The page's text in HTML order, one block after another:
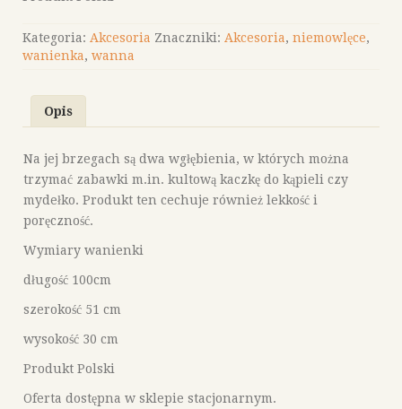
Kategoria: Akcesoria Znaczniki: Akcesoria, niemowlęce,
wanienka, wanna
Opis
Na jej brzegach są dwa wgłębienia, w których można
trzymać zabawki m.in. kultową kaczkę do kąpieli czy
mydełko. Produkt ten cechuje również lekkość i
poręczność.
Wymiary wanienki
długość 100cm
szerokość 51 cm
wysokość 30 cm
Produkt Polski
Oferta dostępna w sklepie stacjonarnym.